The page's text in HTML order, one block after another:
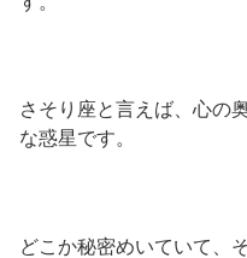
さそり座と言えば、心の
な惑星です。
どこか秘密めいていて、